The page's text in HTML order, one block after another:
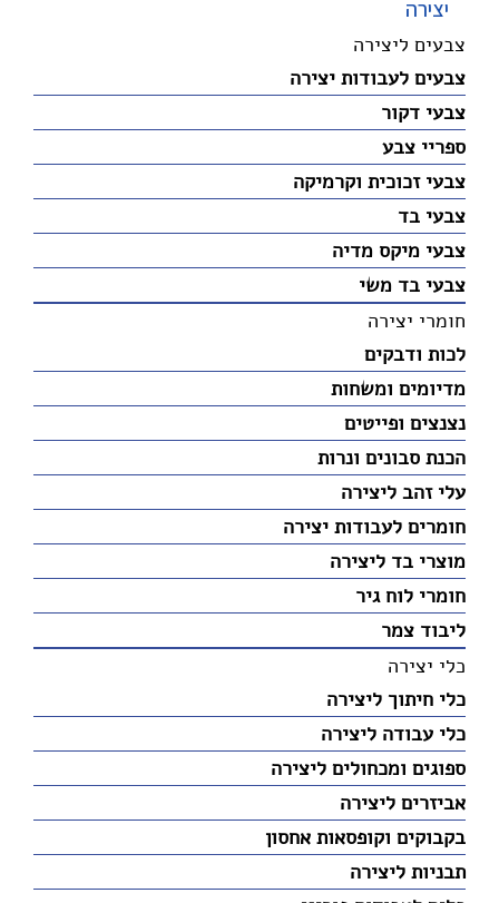
יצירה
צבעים ליצירה
צבעים לעבודות יצירה
צבעי דקור
ספריי צבע
צבעי זכוכית וקרמיקה
צבעי בד
צבעי מיקס מדיה
צבעי בד משי
חומרי יצירה
לכות ודבקים
מדיומים ומשחות
נצנצים ופייטים
הכנת סבונים ונרות
עלי זהב ליצירה
חומרים לעבודות יצירה
מוצרי בד ליצירה
חומרי לוח גיר
ליבוד צמר
כלי יצירה
כלי חיתוך ליצירה
כלי עבודה ליצירה
ספוגים ומכחולים ליצירה
אביזרים ליצירה
בקבוקים וקופסאות אחסון
תבניות ליצירה